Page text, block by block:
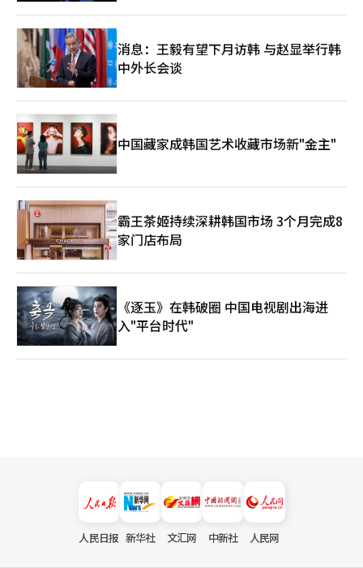
消息：王毅有望下月访韩 与赵显举行韩
中外长会谈
中国藏家成韩国艺术收藏市场新"金主"
霸王茶姬持续深耕韩国市场 3个月完成8
家门店布局
《逐玉》在韩破圈 中国电视剧出海进
入"平台时代"
人民日报 新华社 文汇网 中新社 人民网